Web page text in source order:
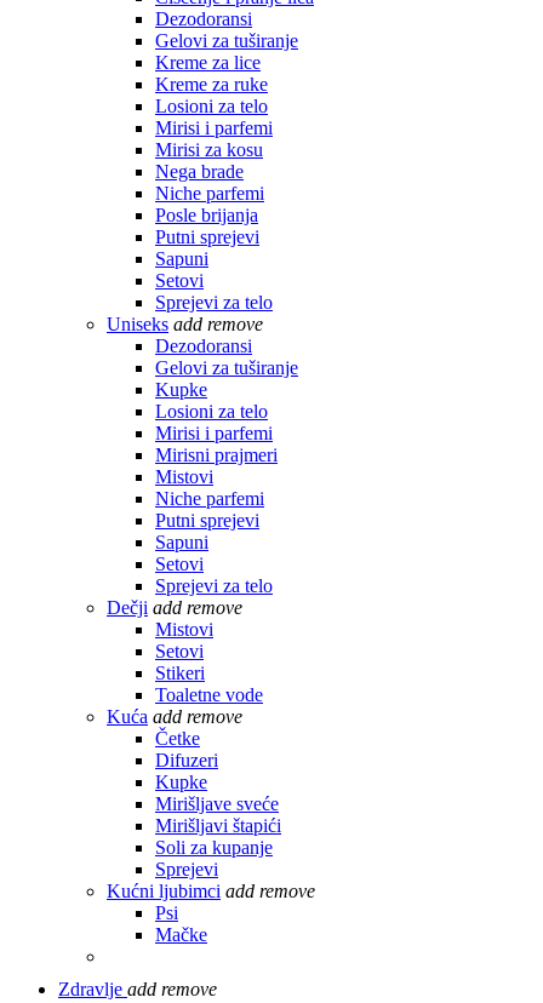
Dezodoransi
Gelovi za tuširanje
Kreme za lice
Kreme za ruke
Losioni za telo
Mirisi i parfemi
Mirisi za kosu
Nega brade
Niche parfemi
Posle brijanja
Putni sprejevi
Sapuni
Setovi
Sprejevi za telo
Uniseks add remove
Dezodoransi
Gelovi za tuširanje
Kupke
Losioni za telo
Mirisi i parfemi
Mirisni prajmeri
Mistovi
Niche parfemi
Putni sprejevi
Sapuni
Setovi
Sprejevi za telo
Dečji add remove
Mistovi
Setovi
Stikeri
Toaletne vode
Kuća add remove
Četke
Difuzeri
Kupke
Mirišljave sveće
Mirišljavi štapići
Soli za kupanje
Sprejevi
Kućni ljubimci add remove
Psi
Mačke
Zdravlje add remove